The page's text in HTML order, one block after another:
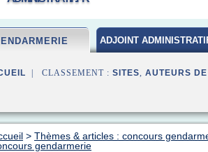
ADJOINT
| CLASSEMENT : SITES, AUTEURS
> Thèmes & articles : concours
gendarmerie